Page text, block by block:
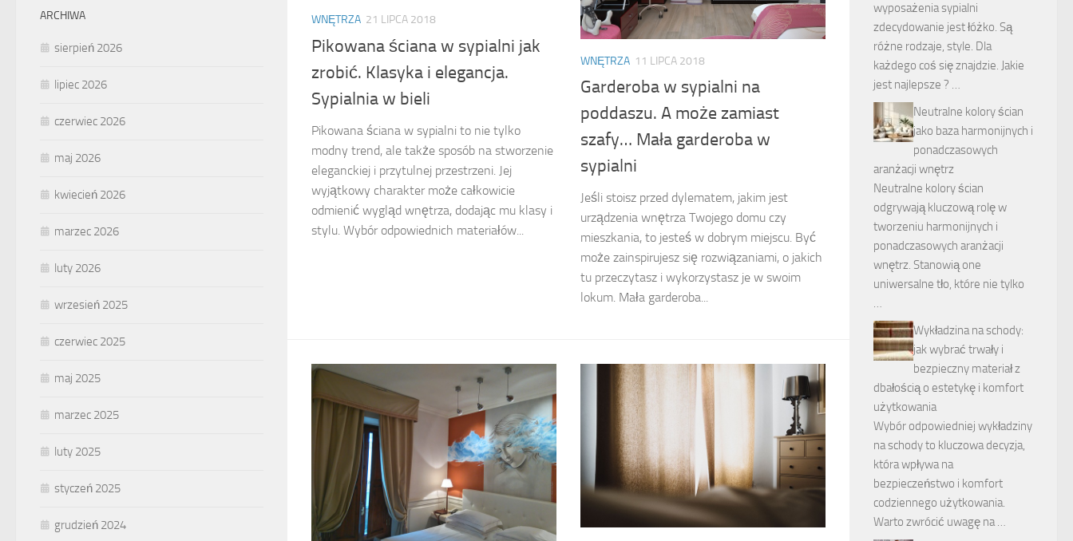
WNĘTRZA 21 LIPCA 2018
Pikowana ściana w sypialni jak
zrobić. Klasyka i elegancja.
Sypialnia w bieli
Pikowana ściana w sypialni to nie tylko
modny trend, ale także sposób na stworzenie
eleganckiej i przytulnej przestrzeni. Jej
wyjątkowy charakter może całkowicie
odmienić wygląd wnętrza, dodając mu klasy i
stylu. Wybór odpowiednich materiałów...
WNĘTRZA 11 LIPCA 2018
Garderoba w sypialni na
poddaszu. A może zamiast
szafy… Mała garderoba w
sypialni
Jeśli stoisz przed dylematem, jakim jest
urządzenia wnętrza Twojego domu czy
mieszkania, to jesteś w dobrym miejscu. Być
może zainspirujesz się rozwiązaniami, o jakich
tu przeczytasz i wykorzystasz je w swoim
lokum. Mała garderoba...
ARCHIWA
sierpień 2026
lipiec 2026
czerwiec 2026
maj 2026
kwiecień 2026
marzec 2026
luty 2026
wrzesień 2025
czerwiec 2025
maj 2025
marzec 2025
luty 2025
styczeń 2025
grudzień 2024
wyposażenia sypialni
zdecydowanie jest łóżko. Są
różne rodzaje, style. Dla
każdego coś się znajdzie. Jakie
jest najlepsze ? …
Neutralne kolory ścian
jako baza harmonijnych i
ponadczasowych
aranżacji wnętrz
Neutralne kolory ścian
odgrywają kluczową rolę w
tworzeniu harmonijnych i
ponadczasowych aranżacji
wnętrz. Stanowią one
uniwersalne tło, które nie tylko
…
Wykładzina na schody:
jak wybrać trwały i
bezpieczny materiał z
dbałością o estetykę i komfort
użytkowania
Wybór odpowiedniej wykładziny
na schody to kluczowa decyzja,
która wpływa na
bezpieczeństwo i komfort
codziennego użytkowania.
Warto zwrócić uwagę na …